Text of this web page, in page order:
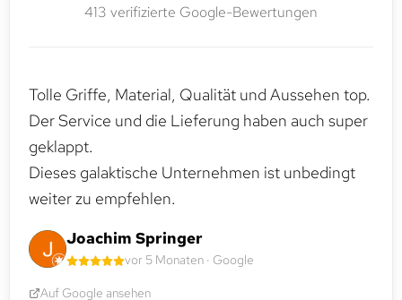
413 verifizierte Google-Bewertungen
Tolle Griffe, Material, Qualität und Aussehen top.
Der Service und die Lieferung haben auch super
geklappt.
Dieses galaktische Unternehmen ist unbedingt
weiter zu empfehlen.
Joachim Springer
vor 5 Monaten · Google
Auf Google ansehen